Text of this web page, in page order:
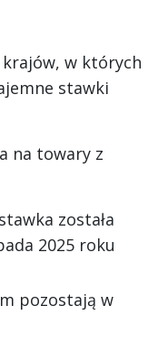
w których
stawki
na towary z
została
2025 roku
pozostają w